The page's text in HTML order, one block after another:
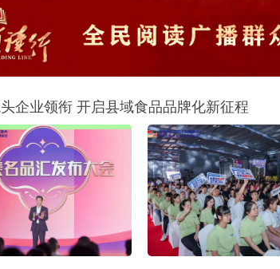
企业领衔 开启县域食品品牌化新征程